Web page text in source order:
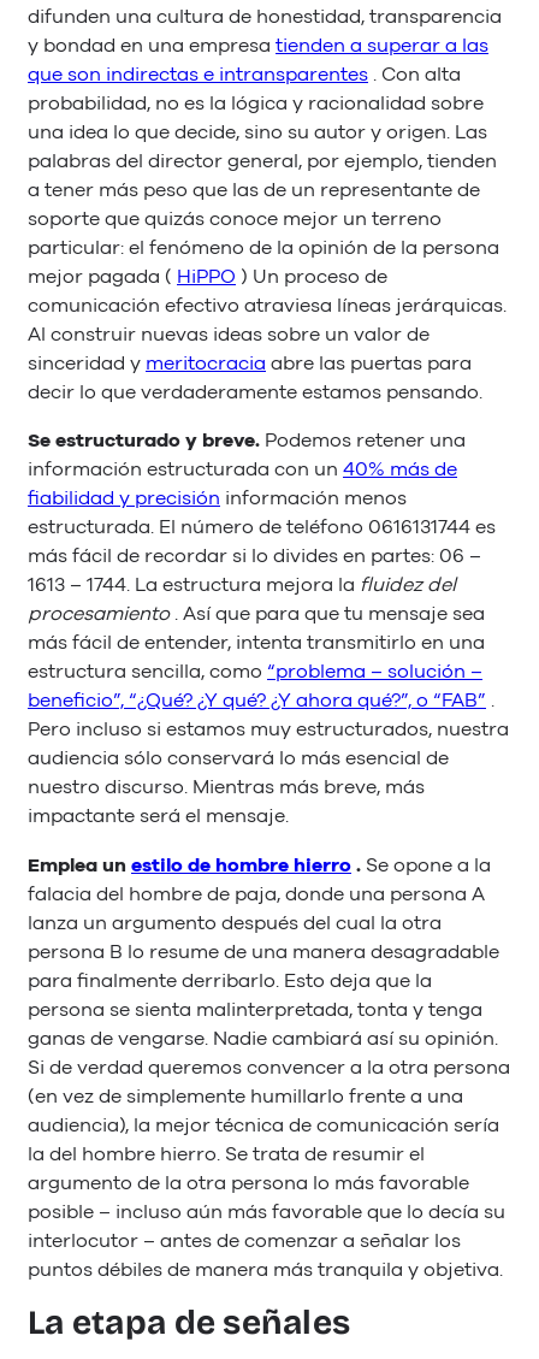
difunden una cultura de honestidad, transparencia
y bondad en una empresa tienden a superar a las
que son indirectas e intransparentes . Con alta
probabilidad, no es la lógica y racionalidad sobre
una idea lo que decide, sino su autor y origen. Las
palabras del director general, por ejemplo, tienden
a tener más peso que las de un representante de
soporte que quizás conoce mejor un terreno
particular: el fenómeno de la opinión de la persona
mejor pagada ( HiPPO ) Un proceso de
comunicación efectivo atraviesa líneas jerárquicas.
Al construir nuevas ideas sobre un valor de
sinceridad y meritocracia abre las puertas para
decir lo que verdaderamente estamos pensando.
Se estructurado y breve. Podemos retener una
información estructurada con un 40% más de
fiabilidad y precisión información menos
estructurada. El número de teléfono 0616131744 es
más fácil de recordar si lo divides en partes: 06 –
1613 – 1744. La estructura mejora la fluidez del
procesamiento. Así que para que tu mensaje sea
más fácil de entender, intenta transmitirlo en una
estructura sencilla, como “problema – solución –
beneficio”, “¿Qué? ¿Y qué? ¿Y ahora qué?”, o “FAB” .
Pero incluso si estamos muy estructurados, nuestra
audiencia sólo conservará lo más esencial de
nuestro discurso. Mientras más breve, más
impactante será el mensaje.
Emplea un estilo de hombre hierro. Se opone a la
falacia del hombre de paja, donde una persona A
lanza un argumento después del cual la otra
persona B lo resume de una manera desagradable
para finalmente derribarlo. Esto deja que la
persona se sienta malinterpretada, tonta y tenga
ganas de vengarse. Nadie cambiará así su opinión.
Si de verdad queremos convencer a la otra persona
(en vez de simplemente humillarlo frente a una
audiencia), la mejor técnica de comunicación sería
la del hombre hierro. Se trata de resumir el
argumento de la otra persona lo más favorable
posible – incluso aún más favorable que lo decía su
interlocutor – antes de comenzar a señalar los
puntos débiles de manera más tranquila y objetiva.
La etapa de señales